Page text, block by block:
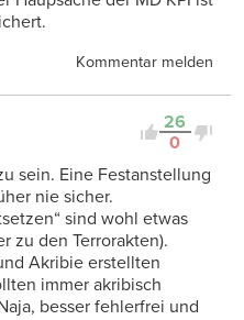
Kommentar melden
26
0
sein. Eine Festanstellung
nie sicher.
sind wohl etwas
zu den Terrorakten).
Akribie erstellten
immer akribisch
besser fehlerfrei und